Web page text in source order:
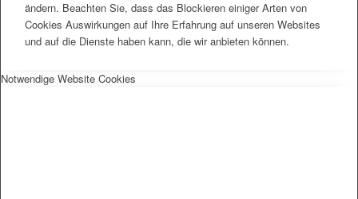
ändern. Beachten Sie, dass das Blockieren einiger Arten von
Cookies Auswirkungen auf Ihre Erfahrung auf unseren Websites
und auf die Dienste haben kann, die wir anbieten können.
Notwendige Website Cookies